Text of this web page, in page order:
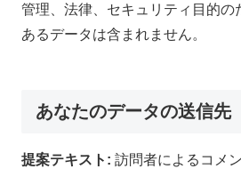
管理、法律、セキュリティ目的の
あるデータは含まれません。
あなたのデータの送信先
提案テキスト: 訪問者によるコメ